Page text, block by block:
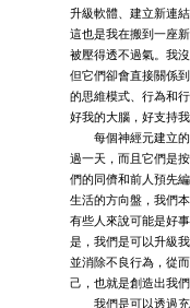
升級軟體、建立新連
這也是我在搬到一座
被壓得透不過氣。我
但它們卻會直接關係
的思維模式、行為和
好我的大腦，好支持
每個神經元建立的
過一天，而且它們是
們的同儕和前人預先
生活的方向盤，我們
有些人來說可能是好
是，我們是可以升級
並消除不良行為，從
己，也就是創造出我
我們是可以透過充